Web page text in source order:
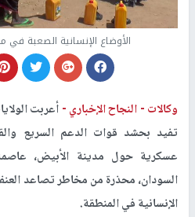
الأوضاع الإنسانية الصعبة في
وكالات -النجاح الإخباري -أعربت
تفيد بحشد قوات الدعم السريع
عسكرية حول مدينة الأبيض،
السودان، محذرة من مخاطر تصاعد
الإنسانية في المنطقة.